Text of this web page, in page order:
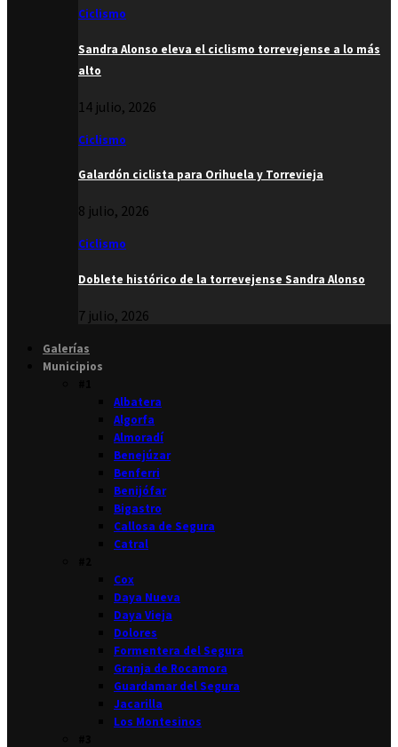
Ciclismo
Sandra Alonso eleva el ciclismo torrevejense a lo más
alto
14 julio, 2026
Ciclismo
Galardón ciclista para Orihuela y Torrevieja
8 julio, 2026
Ciclismo
Doblete histórico de la torrevejense Sandra Alonso
7 julio, 2026
Galerías
Municipios
Albatera
Algorfa
Almoradí
Benejúzar
Benferri
Benijófar
Bigastro
Callosa de Segura
Catral
Cox
Daya Nueva
Daya Vieja
Dolores
Formentera del Segura
Granja de Rocamora
Guardamar del Segura
Jacarilla
Los Montesinos